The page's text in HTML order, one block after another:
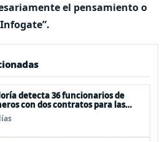
el pensamiento o
detecta 36 funcionarios de
con dos contratos para las